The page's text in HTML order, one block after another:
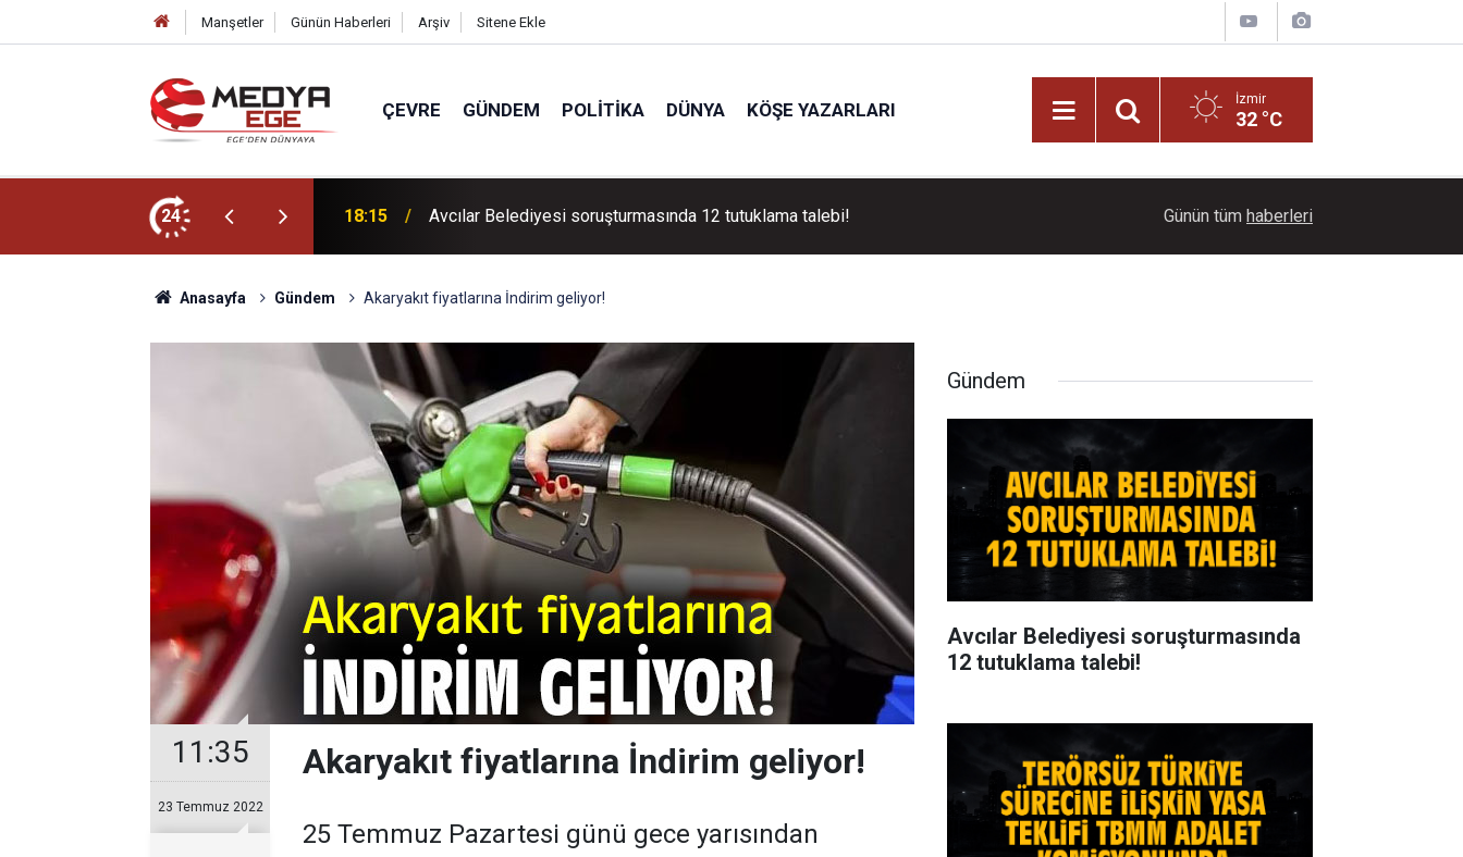
Manşetler Günün Haberleri Arşiv Sitene Ekle
ÇEVRE GÜNDEM POLITIKA DÜNYA KÖŞE YAZARLARI İzmir
32 °C
24
ettiği çöp evi belediye ekipleri temizledi 18:15 Avcılar Belediyesi soruşturmasında 12 tutuklama talebi! Büyükşehir'den kent genelinde kentsel
Günün tüm haberleri
Anasayfa Gündem Akaryakıt fiyatlarına İndirim geliyor!
11:35
23 Temmuz 2022
Akaryakıt fiyatlarına İndirim geliyor!
25 Temmuz Pazartesi günü gece yarısından
Gündem
Avcılar Belediyesi soruşturmasında
12 tutuklama talebi!